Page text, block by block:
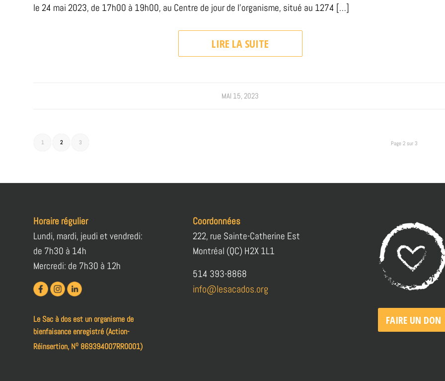
le 24 mai 2023, de 17h00 à 19h00, au Centre de jour de l’organisme, situé au 1274 […]
LIRE LA SUITE
MAI 15, 2023
Page 2 sur 3
1 2 3
Horaire régulier
Lundi, mardi, jeudi et vendredi:
de 7h30 à 14h
Mercredi: de 7h30 à 12h
Le Sac à dos est un organisme de
bienfaisance enregistré (Action-
Réinsertion, No 869394007RR0001)
Coordonnées
222, rue Sainte-Catherine Est
Montréal (QC) H2X 1L1
514 393-8868
info@lesacados.org
FAIRE UN DON